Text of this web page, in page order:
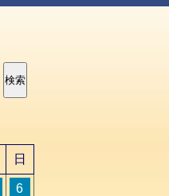
検索
日
6